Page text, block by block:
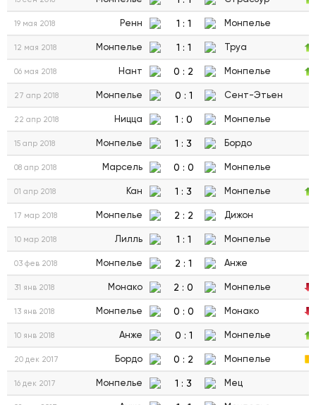
19 мая 2018 Ренн 1 : 1 Монпелье
12 мая 2018 Монпелье 1 : 1 Труа
06 мая 2018 Нант 0 : 2 Монпелье
27 апр 2018 Монпелье 0 : 1 Сент-Этьен
22 апр 2018 Ницца 1 : 0 Монпелье
15 апр 2018 Монпелье 1 : 3 Бордо
08 апр 2018 Марсель 0 : 0 Монпелье
01 апр 2018 Кан 1 : 3 Монпелье
17 мар 2018 Монпелье 2 : 2 Дижон
10 мар 2018 Лилль 1 : 1 Монпелье
03 фев 2018 Монпелье 2 : 1 Анже
31 янв 2018 Монако 2 : 0 Монпелье
13 янв 2018 Монпелье 0 : 0 Монако
10 янв 2018 Анже 0 : 1 Монпелье
20 дек 2017 Бордо 0 : 2 Монпелье
16 дек 2017 Монпелье 1 : 3 Мец